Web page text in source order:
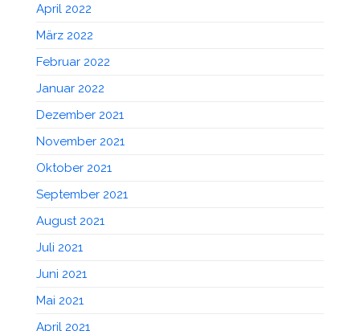
April 2022
März 2022
Februar 2022
Januar 2022
Dezember 2021
November 2021
Oktober 2021
September 2021
August 2021
Juli 2021
Juni 2021
Mai 2021
April 2021